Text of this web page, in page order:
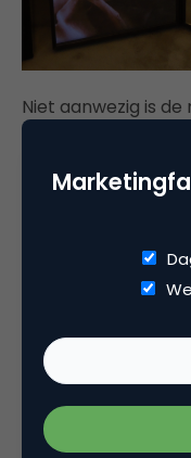
Niet aanwezig is
direct te delen
media, zoals we dit
wel hebben
Is dit nu een
winkelen weet te
kunnen wij voor
app voorstellen,
ontbreekt. Denk